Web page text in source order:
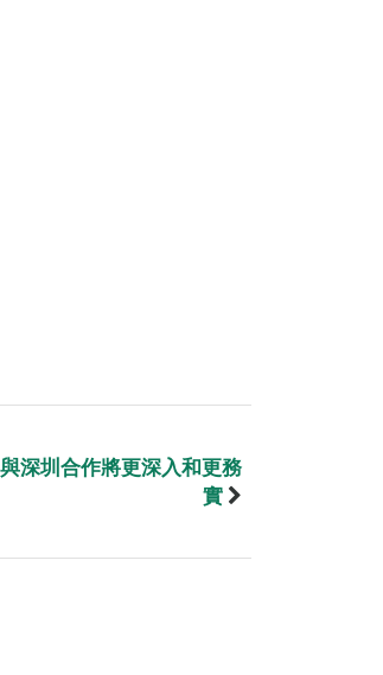
深圳合作將更深入和更務
實